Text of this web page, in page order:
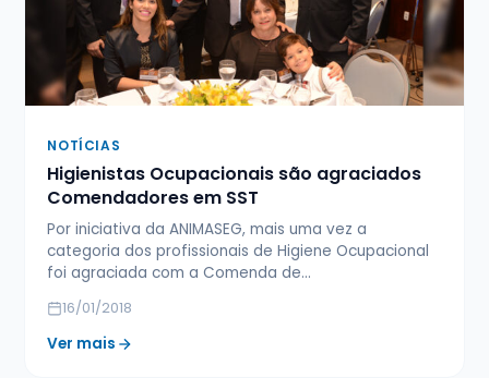
NOTÍCIAS
Higienistas Ocupacionais são agraciados
Comendadores em SST
Por iniciativa da ANIMASEG, mais uma vez a
categoria dos profissionais de Higiene Ocupacional
foi agraciada com a Comenda de…
16/01/2018
Ver mais